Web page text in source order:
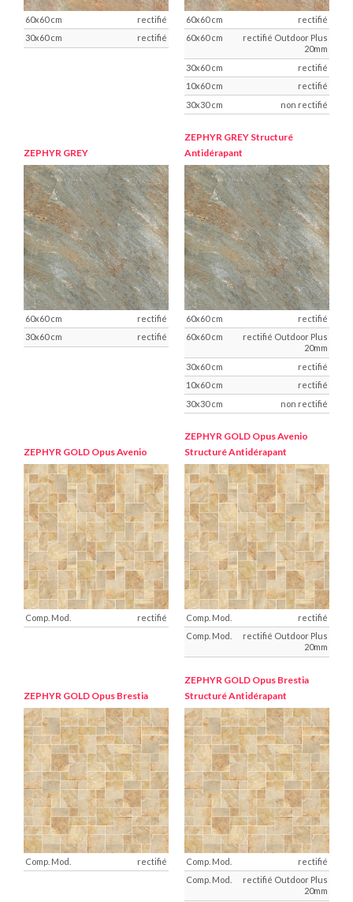
rectifié
rectifié
rectifié
rectifié Outdoor Plus
20mm
rectifié
rectifié
non rectifié
ZEPHYR GREY
rectifié
rectifié
ZEPHYR GREY Structuré
Antidérapant
rectifié
rectifié Outdoor Plus
20mm
rectifié
rectifié
non rectifié
ZEPHYR GOLD Opus Avenio
rectifié
ZEPHYR GOLD Opus Avenio
Structuré Antidérapant
rectifié
rectifié Outdoor Plus
20mm
ZEPHYR GOLD Opus Brestia
rectifié
ZEPHYR GOLD Opus Brestia
Structuré Antidérapant
rectifié
rectifié Outdoor Plus
20mm